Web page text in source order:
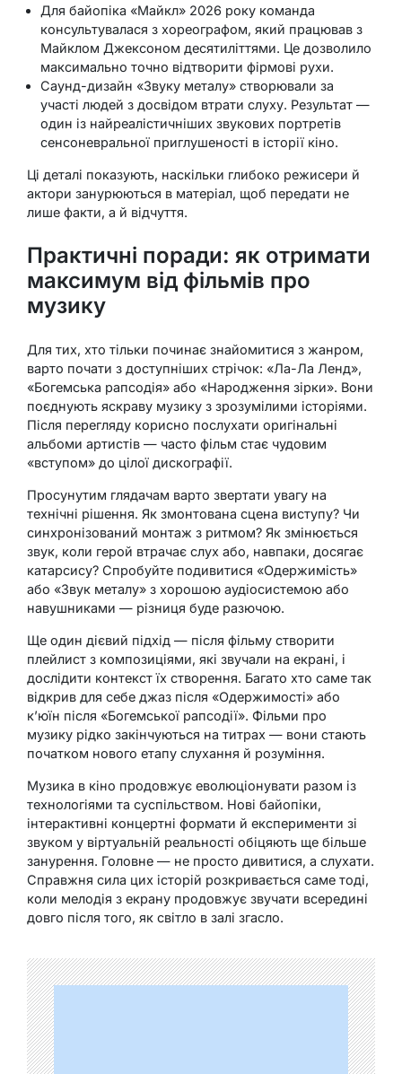
Для байопіка «Майкл» 2026 року команда
консультувалася з хореографом, який працював з
Майклом Джексоном десятиліттями. Це дозволило
максимально точно відтворити фірмові рухи.
Саунд-дизайн «Звуку металу» створювали за
участі людей з досвідом втрати слуху. Результат —
один із найреалістичніших звукових портретів
сенсоневральної приглушеності в історії кіно.
Ці деталі показують, наскільки глибоко режисери й
актори занурюються в матеріал, щоб передати не
лише факти, а й відчуття.
Практичні поради: як отримати
максимум від фільмів про
музику
Для тих, хто тільки починає знайомитися з жанром,
варто почати з доступніших стрічок: «Ла-Ла Ленд»,
«Богемська рапсодія» або «Народження зірки». Вони
поєднують яскраву музику з зрозумілими історіями.
Після перегляду корисно послухати оригінальні
альбоми артистів — часто фільм стає чудовим
«вступом» до цілої дискографії.
Просунутим глядачам варто звертати увагу на
технічні рішення. Як змонтована сцена виступу? Чи
синхронізований монтаж з ритмом? Як змінюється
звук, коли герой втрачає слух або, навпаки, досягає
катарсису? Спробуйте подивитися «Одержимість»
або «Звук металу» з хорошою аудіосистемою або
навушниками — різниця буде разючою.
Ще один дієвий підхід — після фільму створити
плейлист з композиціями, які звучали на екрані, і
дослідити контекст їх створення. Багато хто саме так
відкрив для себе джаз після «Одержимості» або
к’юїн після «Богемської рапсодії». Фільми про
музику рідко закінчуються на титрах — вони стають
початком нового етапу слухання й розуміння.
Музика в кіно продовжує еволюціонувати разом із
технологіями та суспільством. Нові байопіки,
інтерактивні концертні формати й експерименти зі
звуком у віртуальній реальності обіцяють ще більше
занурення. Головне — не просто дивитися, а слухати.
Справжня сила цих історій розкривається саме тоді,
коли мелодія з екрану продовжує звучати всередині
довго після того, як світло в залі згасло.